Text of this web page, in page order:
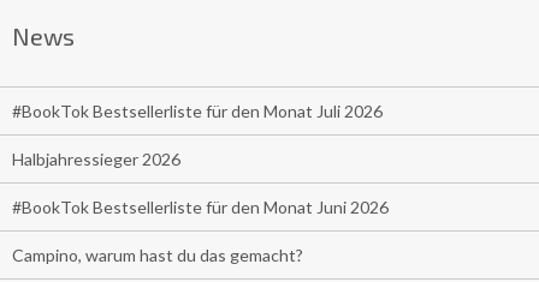
News
#BookTok Bestsellerliste für den Monat Juli 2026
Halbjahressieger 2026
#BookTok Bestsellerliste für den Monat Juni 2026
Campino, warum hast du das gemacht?